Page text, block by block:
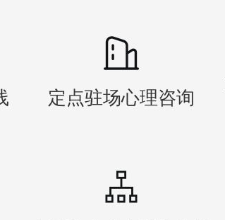
定点驻场心理咨询